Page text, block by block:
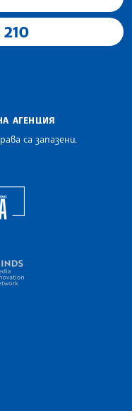
АГЕНЦИЯ
са запазени.
the Balkan News Agencies